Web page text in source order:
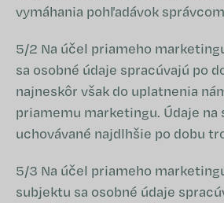
vymáhania pohľadávok
5/2 Na účel priameho
sa osobné údaje spracúvajú po
najneskôr však do uplatnenia
priamemu marketingu. Údaje na
uchovávané najdlhšie po dobu
5/3 Na účel priameho
subjektu sa osobné údaje